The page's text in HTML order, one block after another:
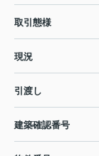
取引態様
現況
引渡し
建築確認番号